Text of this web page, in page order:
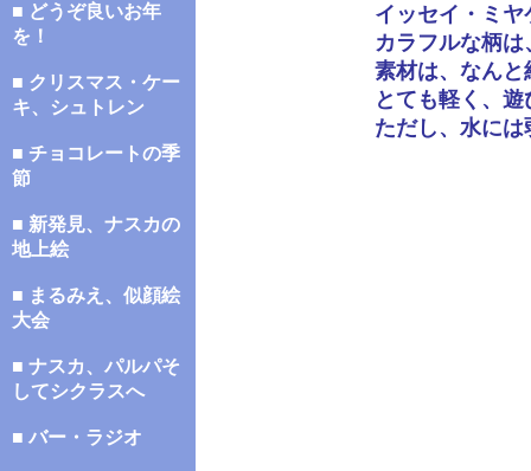
■ どうぞ良いお年
を！
■ クリスマス・ケー
キ、シュトレン
■ チョコレートの季
節
■ 新発見、ナスカの
地上絵
■ まるみえ、似顔絵
大会
■ ナスカ、パルパそ
してシクラスへ
■ バー・ラジオ
イッセイ・ミ
カラフルな柄
素材は、なん
とても軽く、
ただし、水に